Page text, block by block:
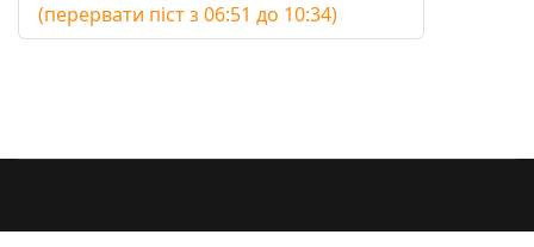
(перервати піст з 06:51 до 10:34)